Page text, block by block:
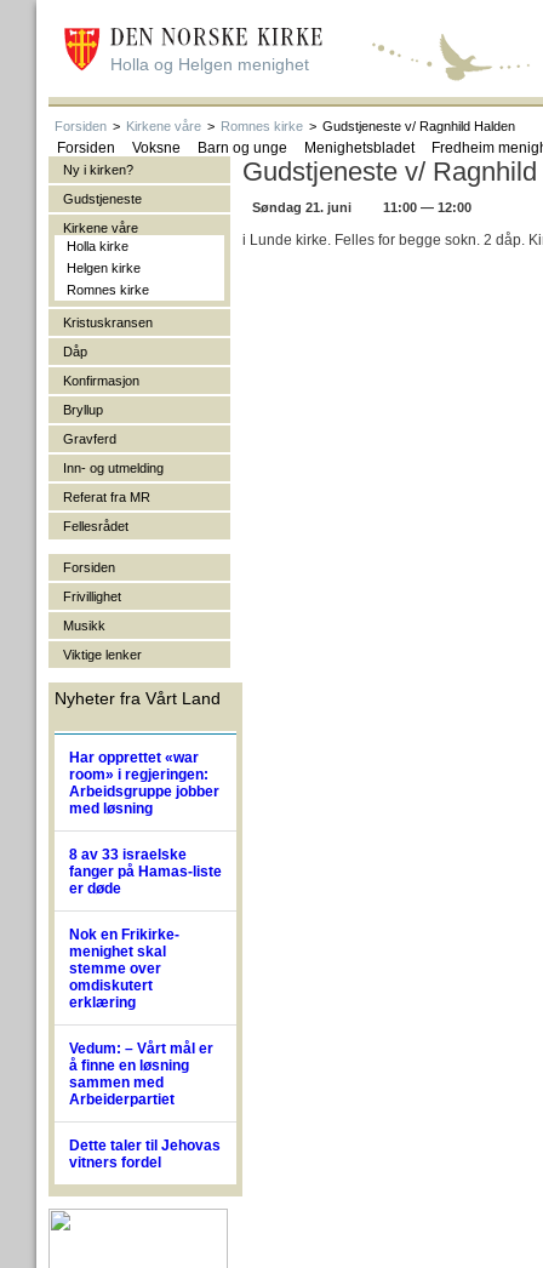
Holla og Helgen menighet
Forsiden > Kirkene våre > Romnes kirke > Gudstjeneste v/ Ragnhild Halden
Forsiden Voksne Barn og unge Menighetsbladet Fredheim
Ny i kirken?
Gudstjeneste
Kirkene våre
Holla kirke
Helgen kirke
Romnes kirke
Kristuskransen
Dåp
Konfirmasjon
Bryllup
Gravferd
Inn- og utmelding
Referat fra MR
Fellesrådet
Forsiden
Frivillighet
Musikk
Viktige lenker
Nyheter fra Vårt Land
Har opprettet «war
room» i regjeringen:
Arbeidsgruppe jobber
med løsning
8 av 33 israelske
fanger på Hamas-liste
er døde
Nok en Frikirke-
menighet skal
stemme over
omdiskutert
erklæring
Vedum: – Vårt mål er
å finne en løsning
sammen med
Arbeiderpartiet
Dette taler til Jehovas
vitners fordel
Gudstjeneste v/
Søndag 21. juni 11:00 — 12:00
i Lunde kirke. Felles for begge sokn. 2 dåp.